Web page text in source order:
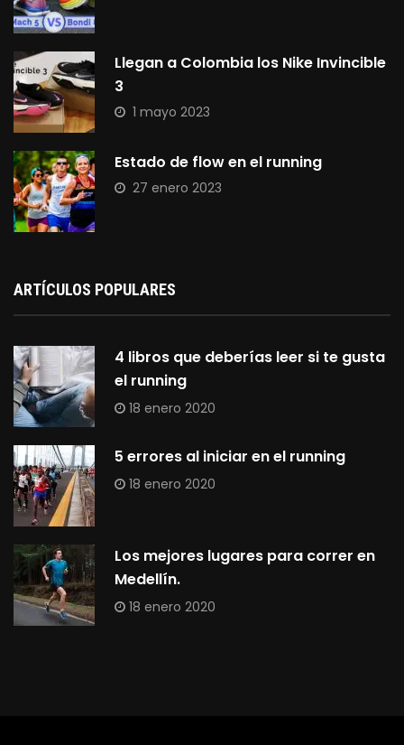
Llegan a Colombia los Nike Invincible
3
1 mayo 2023
Estado de flow en el running
27 enero 2023
ARTÍCULOS POPULARES
4 libros que deberías leer si te gusta
el running
18 enero 2020
5 errores al iniciar en el running
18 enero 2020
Los mejores lugares para correr en
Medellín.
18 enero 2020